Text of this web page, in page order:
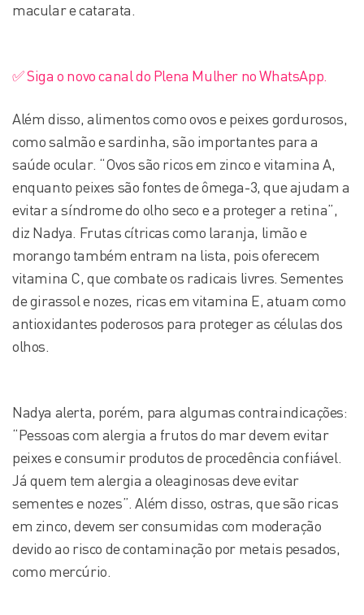
macular e catarata.
✅ Siga o novo canal do Plena Mulher no WhatsApp.
Além disso, alimentos como ovos e peixes gordurosos,
como salmão e sardinha, são importantes para a
saúde ocular. “Ovos são ricos em zinco e vitamina A,
enquanto peixes são fontes de ômega-3, que ajudam a
evitar a síndrome do olho seco e a proteger a retina”,
diz Nadya. Frutas cítricas como laranja, limão e
morango também entram na lista, pois oferecem
vitamina C, que combate os radicais livres. Sementes
de girassol e nozes, ricas em vitamina E, atuam como
antioxidantes poderosos para proteger as células dos
olhos.
Nadya alerta, porém, para algumas contraindicações:
“Pessoas com alergia a frutos do mar devem evitar
peixes e consumir produtos de procedência confiável.
Já quem tem alergia a oleaginosas deve evitar
sementes e nozes”. Além disso, ostras, que são ricas
em zinco, devem ser consumidas com moderação
devido ao risco de contaminação por metais pesados,
como mercúrio.